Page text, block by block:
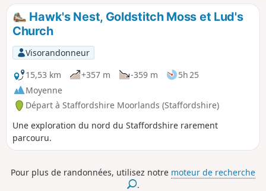
de difficulté pour trouver le chemin, à condition de faire
attention en descendant de Roach End.
Hawk's Nest, Goldstitch Moss et Lud's
Church
Visorandonneur
15,53 km
+357 m -359 m
5h 25
Moyenne
Départ à Staffordshire Moorlands (Staffordshire)
Une exploration du nord du Staffordshire rarement
parcouru.
Pour plus de randonnées, utilisez notre moteur de recherche
.